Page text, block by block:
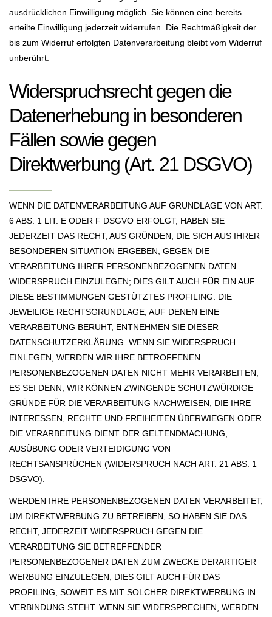
ausdrücklichen Einwilligung möglich. Sie können eine bereits
erteilte Einwilligung jederzeit widerrufen. Die Rechtmäßigkeit der
bis zum Widerruf erfolgten Datenverarbeitung bleibt vom Widerruf
unberührt.
Widerspruchsrecht gegen die
Datenerhebung in besonderen
Fällen sowie gegen
Direktwerbung (Art. 21 DSGVO)
WENN DIE DATENVERARBEITUNG AUF GRUNDLAGE VON ART.
6 ABS. 1 LIT. E ODER F DSGVO ERFOLGT, HABEN SIE
JEDERZEIT DAS RECHT, AUS GRÜNDEN, DIE SICH AUS IHRER
BESONDEREN SITUATION ERGEBEN, GEGEN DIE
VERARBEITUNG IHRER PERSONENBEZOGENEN DATEN
WIDERSPRUCH EINZULEGEN; DIES GILT AUCH FÜR EIN AUF
DIESE BESTIMMUNGEN GESTÜTZTES PROFILING. DIE
JEWEILIGE RECHTSGRUNDLAGE, AUF DENEN EINE
VERARBEITUNG BERUHT, ENTNEHMEN SIE DIESER
DATENSCHUTZERKLÄRUNG. WENN SIE WIDERSPRUCH
EINLEGEN, WERDEN WIR IHRE BETROFFENEN
PERSONENBEZOGENEN DATEN NICHT MEHR VERARBEITEN,
ES SEI DENN, WIR KÖNNEN ZWINGENDE SCHUTZWÜRDIGE
GRÜNDE FÜR DIE VERARBEITUNG NACHWEISEN, DIE IHRE
INTERESSEN, RECHTE UND FREIHEITEN ÜBERWIEGEN ODER
DIE VERARBEITUNG DIENT DER GELTENDMACHUNG,
AUSÜBUNG ODER VERTEIDIGUNG VON
RECHTSANSPRÜCHEN (WIDERSPRUCH NACH ART. 21 ABS. 1
DSGVO).
WERDEN IHRE PERSONENBEZOGENEN DATEN VERARBEITET,
UM DIREKTWERBUNG ZU BETREIBEN, SO HABEN SIE DAS
RECHT, JEDERZEIT WIDERSPRUCH GEGEN DIE
VERARBEITUNG SIE BETREFFENDER
PERSONENBEZOGENER DATEN ZUM ZWECKE DERARTIGER
WERBUNG EINZULEGEN; DIES GILT AUCH FÜR DAS
PROFILING, SOWEIT ES MIT SOLCHER DIREKTWERBUNG IN
VERBINDUNG STEHT. WENN SIE WIDERSPRECHEN, WERDEN